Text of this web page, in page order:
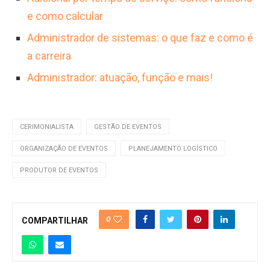
e como calcular
Administrador de sistemas: o que faz e como é
a carreira
Administrador: atuação, função e mais!
CERIMONIALISTA GESTÃO DE EVENTOS
ORGANIZAÇÃO DE EVENTOS PLANEJAMENTO LOGÍSTICO
PRODUTOR DE EVENTOS
COMPARTILHAR 0